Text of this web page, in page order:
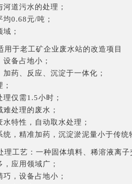
道污水的处理；
0.68元/吨；
；
用于老工矿企业废水站的改造项目
备占地小；
药、反应、沉淀于一体化；
仅需1.5小时；
处理的废水；
特性，自动取水处理；
统，精准加药，沉淀淤泥量小于传统
理工艺：一种固体填料、稀溶液离
应用领域广；
，设备占地小；